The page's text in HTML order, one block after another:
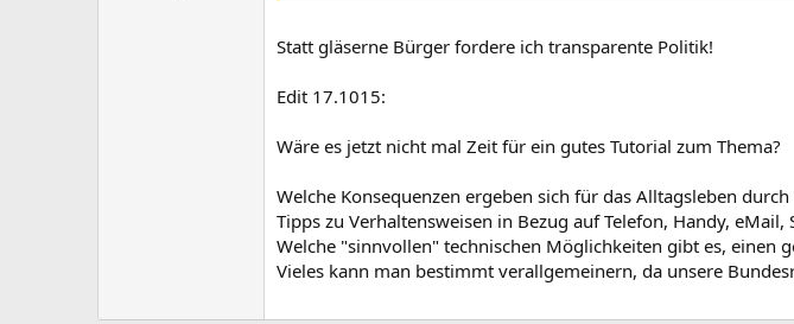
Statt gläserne Bürger fordere ich transparente Politik!
Edit 17.1015:
Wäre es jetzt nicht mal Zeit für ein gutes Tutorial zum Thema?
Welche Konsequenzen ergeben sich für das Alltagsleben durch
Tipps zu Verhaltensweisen in Bezug auf Telefon, Handy, eMail,
Welche "sinnvollen" technischen Möglichkeiten gibt es, einen
Vieles kann man bestimmt verallgemeinern, da unsere